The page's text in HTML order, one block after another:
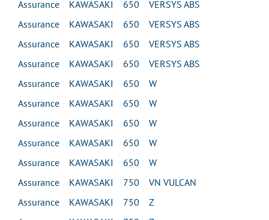
Assurance KAWASAKI 650 VERSYS ABS
Assurance KAWASAKI 650 VERSYS ABS
Assurance KAWASAKI 650 VERSYS ABS
Assurance KAWASAKI 650 VERSYS ABS
Assurance KAWASAKI 650 W
Assurance KAWASAKI 650 W
Assurance KAWASAKI 650 W
Assurance KAWASAKI 650 W
Assurance KAWASAKI 650 W
Assurance KAWASAKI 750 VN VULCAN
Assurance KAWASAKI 750 Z